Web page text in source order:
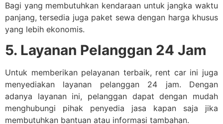
Bagi yang membutuhkan kendaraan untuk jangka waktu
panjang, tersedia juga paket sewa dengan harga khusus
yang lebih ekonomis.
5. Layanan Pelanggan 24 Jam
Untuk memberikan pelayanan terbaik, rent car ini juga
menyediakan layanan pelanggan 24 jam. Dengan
adanya layanan ini, pelanggan dapat dengan mudah
menghubungi pihak penyedia jasa kapan saja jika
membutuhkan bantuan atau informasi tambahan.